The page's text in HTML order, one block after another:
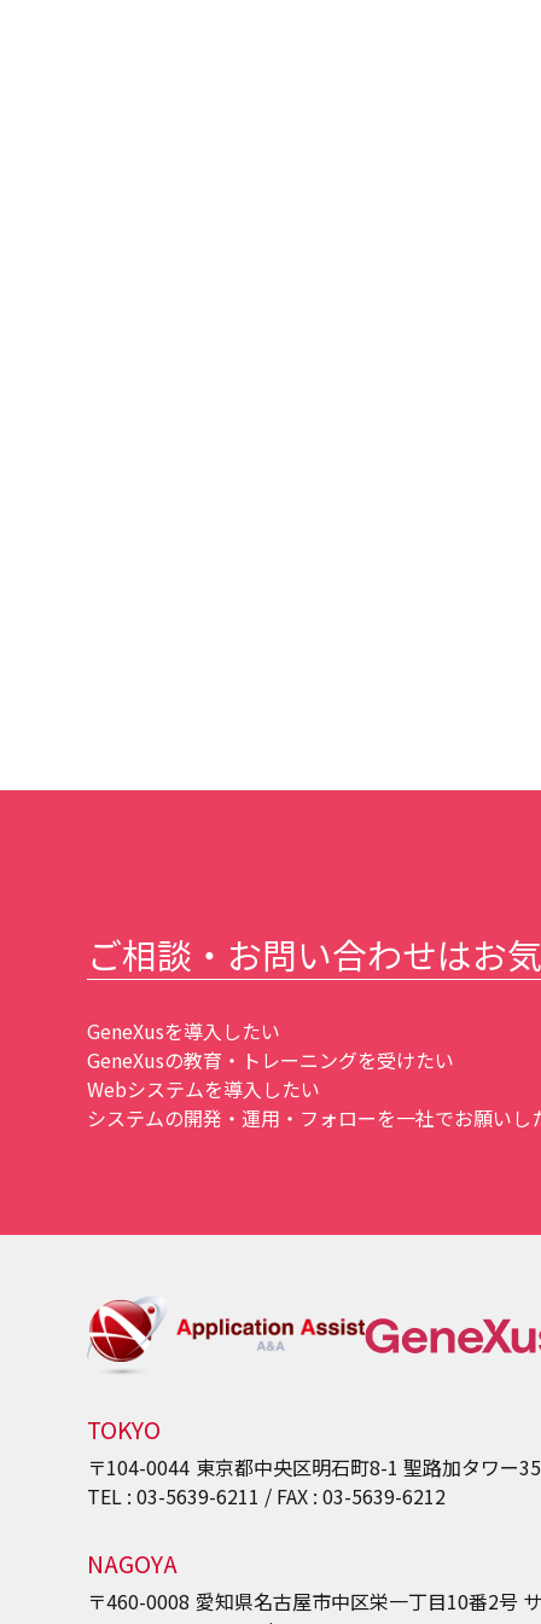
ご相談・お問い合わせはお
GeneXusを導入したい
GeneXusの教育・トレーニングを受けたい
Webシステムを導入したい
システムの開発・運用・フォローを一社でお願い
TOKYO
〒104-0044 東京都中央区明石町8-1 聖路加タワー
TEL : 03-5639-6211 / FAX : 03-5639-6212
NAGOYA
〒460-0008 愛知県名古屋市中区栄一丁目10番2号